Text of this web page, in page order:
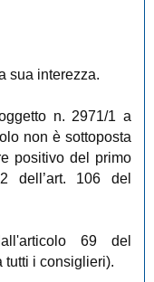
sua interezza.
n. 2971/1 a
non è sottoposta
positivo del primo
dell’art. 106 del
69 del
tutti i consiglieri).